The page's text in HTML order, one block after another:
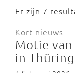
Er zijn 7
Kort nieuws
Motie
in